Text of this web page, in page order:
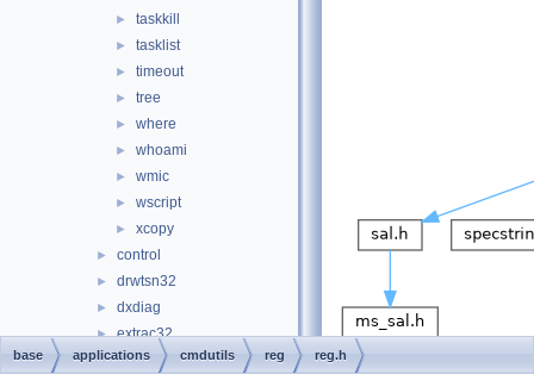
► taskkill
► tasklist
► timeout
► tree
► where
► whoami
► wmic
► wscript
► xcopy
► control
► drwtsn32
► dxdiag
► extrac32
► findstr This graph shows which
base applications cmdutils reg reg.h